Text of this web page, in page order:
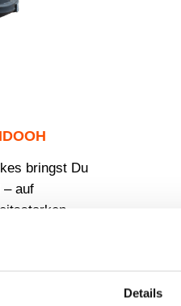
Details
bringst Du
– auf
kannst Du